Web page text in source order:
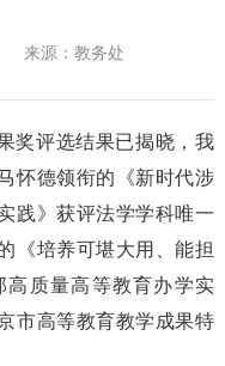
来源：教务处
奖评选结果已揭晓，我
怀德领衔的《新时代涉
践》获评法学学科唯一
《培养可堪大用、能担
质量高等教育办学实
市高等教育教学成果特